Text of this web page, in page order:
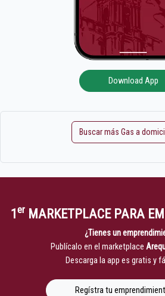
Download App
Buscar más Gas a
1er MARKETPLACE PARA
¿Tienes un
Publícalo en el marketplace
Descarga la app es gratis y
Regístra tu